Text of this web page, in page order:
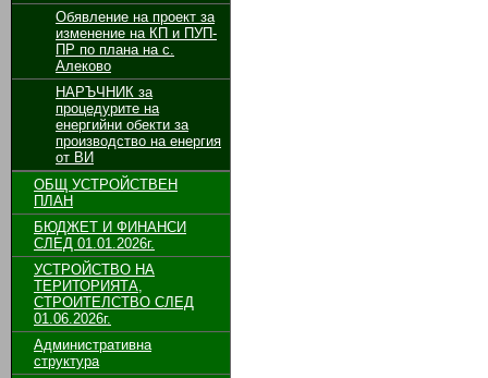
Обявление на проект за
изменение на КП и ПУП-
ПР по плана на с.
Алеково
НАРЪЧНИК за
процедурите на
енергийни обекти за
производство на енергия
от ВИ
ОБЩ УСТРОЙСТВЕН
ПЛАН
БЮДЖЕТ И ФИНАНСИ
СЛЕД 01.01.2026г.
УСТРОЙСТВО НА
ТЕРИТОРИЯТА,
СТРОИТЕЛСТВО СЛЕД
01.06.2026г.
Административна
структура